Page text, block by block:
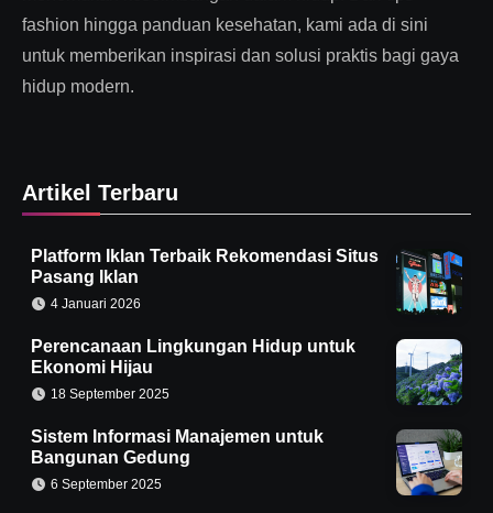
fashion hingga panduan kesehatan, kami ada di sini
untuk memberikan inspirasi dan solusi praktis bagi gaya
hidup modern.
Artikel Terbaru
Platform Iklan Terbaik Rekomendasi Situs
Pasang Iklan
4 Januari 2026
Perencanaan Lingkungan Hidup untuk
Ekonomi Hijau
18 September 2025
Sistem Informasi Manajemen untuk
Bangunan Gedung
6 September 2025